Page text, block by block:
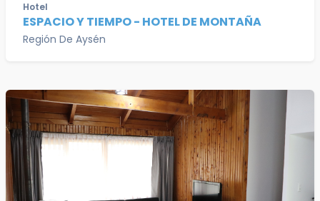
Hotel
ESPACIO Y TIEMPO - HOTEL DE MONTAÑA
Región De Aysén